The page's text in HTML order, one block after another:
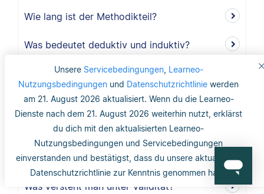
Unsere Servicebedingungen, Learneo-
Nutzungsbedingungen und Datenschutzrichtlinie werden
am 21. August 2026 aktualisiert. Wenn du die Learneo-
Dienste nach dem 21. August 2026 weiterhin nutzt, erklärst
du dich mit den aktualisierten Learneo-
Nutzungsbedingungen und Servicebedingungen
einverstanden und bestätigst, dass du unsere aktualisierte
Datenschutzrichtlinie zur Kenntnis genommen hast.
Wie lang ist der Methodikteil?
Was bedeutet deduktiv und induktiv?
Was bedeutet induktiv?
Was bedeutet deduktiv?
Was ist Validität?
Was ist interne Validität?
Was versteht man unter Validität?